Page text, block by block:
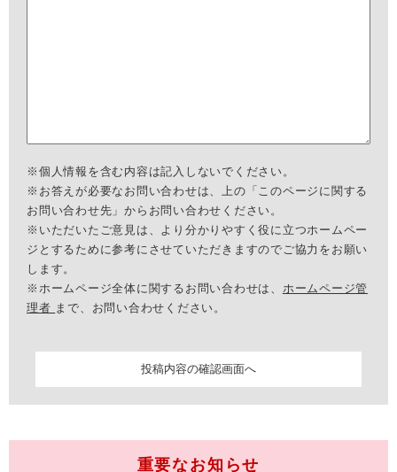
※個人情報を含む内容は記入しないでください。
※お答えが必要なお問い合わせは、上の「このページに関する
お問い合わせ先」からお問い合わせください。
※いただいたご意見は、より分かりやすく役に立つホームペー
ジとするために参考にさせていただきますのでご協力をお願い
します。
※ホームページ全体に関するお問い合わせは、 ホームページ管
理者 まで、お問い合わせください。
重要なお知らせ